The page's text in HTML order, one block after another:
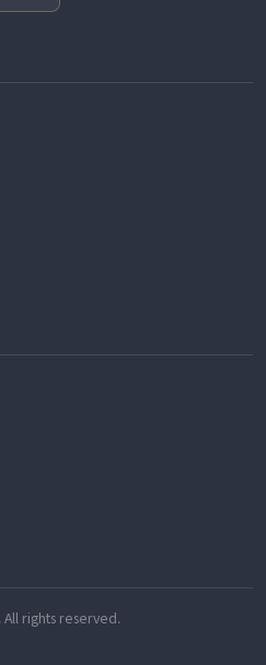
rights reserved.